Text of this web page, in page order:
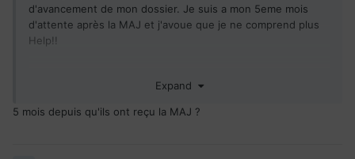
d'avancement de mon dossier. Je suis a mon 5eme mois
d'attente après la MAJ et j'avoue que je ne comprend plus
Help!!
Nous avons accepté vos documents en réponse à l'intention
normal. Votre dossier est en attente d'examen préliminaire. Il
Expand
5 mois depuis qu'ils ont reçu la MAJ ?